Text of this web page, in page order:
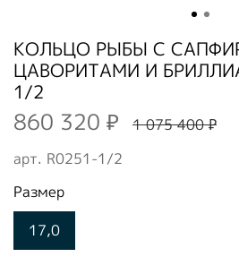
арт. R0251-1/2
КОЛЬЦО РЫБЫ С
ЦАВОРИТАМИ И
1/2
860 320 ₽ 1 075 400 ₽
Размер
17,0